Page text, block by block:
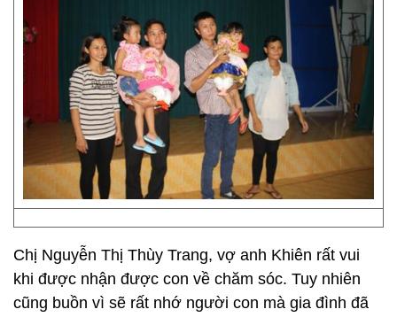
Chị Nguyễn Thị Thùy Trang, vợ anh Khiên rất vui
khi được nhận được con về chăm sóc. Tuy nhiên
cũng buồn vì sẽ rất nhớ người con mà gia đình đã